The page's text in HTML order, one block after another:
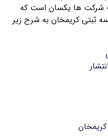
شرکت ها یکسان است که
ثبتی کریمخان به شرح زیر